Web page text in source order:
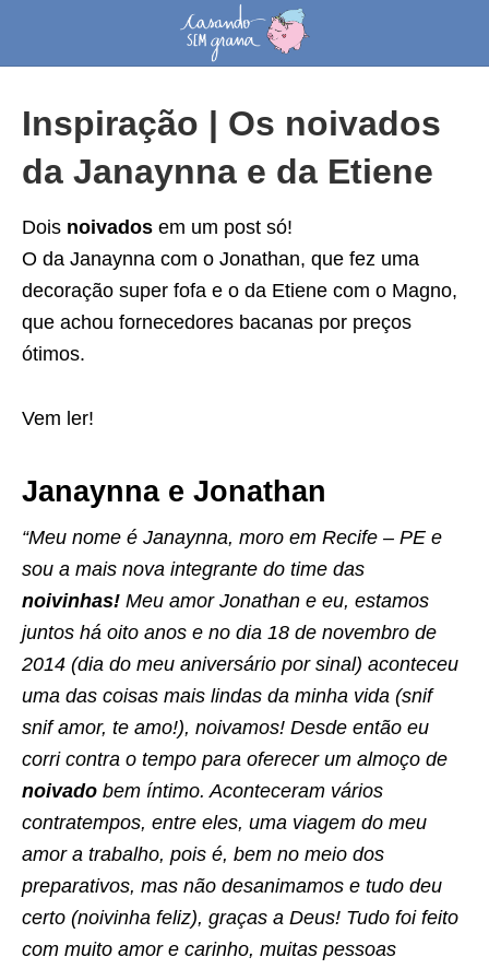
Inspiração | Os noivados
da Janaynna e da Etiene
Dois noivados em um post só!
O da Janaynna com o Jonathan, que fez uma
decoração super fofa e o da Etiene com o Magno,
que achou fornecedores bacanas por preços
ótimos.
Vem ler!
Janaynna e Jonathan
“Meu nome é Janaynna, moro em Recife – PE e
sou a mais nova integrante do time das
noivinhas! Meu amor Jonathan e eu, estamos
juntos há oito anos e no dia 18 de novembro de
2014 (dia do meu aniversário por sinal) aconteceu
uma das coisas mais lindas da minha vida (snif
snif amor, te amo!), noivamos! Desde então eu
corri contra o tempo para oferecer um almoço de
noivado bem íntimo. Aconteceram vários
contratempos, entre eles, uma viagem do meu
amor a trabalho, pois é, bem no meio dos
preparativos, mas não desanimamos e tudo deu
certo (noivinha feliz), graças a Deus! Tudo foi feito
com muito amor e carinho, muitas pessoas